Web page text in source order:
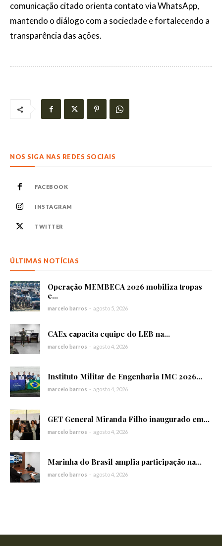
comunicação citado orienta contato via WhatsApp,
mantendo o diálogo com a sociedade e fortalecendo a
transparência das ações.
NOS SIGA NAS REDES SOCIAIS
FACEBOOK
INSTAGRAM
TWITTER
ÚLTIMAS NOTÍCIAS
Operação MEMBECA 2026 mobiliza tropas
e...
marcelo barros - agosto 5, 2026
CAEx capacita equipe do LEB na...
marcelo barros - agosto 4, 2026
Instituto Militar de Engenharia IMC 2026...
marcelo barros - agosto 4, 2026
GET General Miranda Filho inaugurado em...
marcelo barros - agosto 4, 2026
Marinha do Brasil amplia participação na...
marcelo barros - agosto 4, 2026